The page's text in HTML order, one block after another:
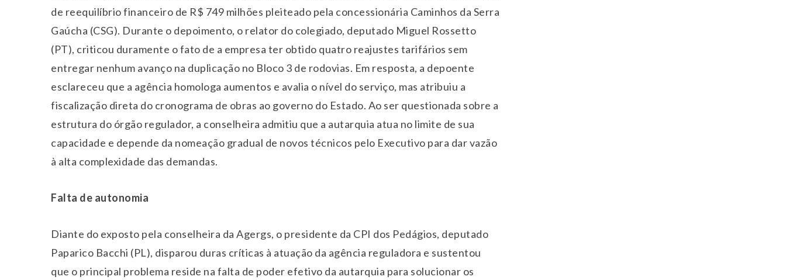
de reequilíbrio financeiro de R$ 749 milhões pleiteado pela concessionária Caminhos da Serra
Gaúcha (CSG). Durante o depoimento, o relator do colegiado, deputado Miguel Rossetto
(PT), criticou duramente o fato de a empresa ter obtido quatro reajustes tarifários sem
entregar nenhum avanço na duplicação no Bloco 3 de rodovias. Em resposta, a depoente
esclareceu que a agência homologa aumentos e avalia o nível do serviço, mas atribuiu a
fiscalização direta do cronograma de obras ao governo do Estado. Ao ser questionada sobre a
estrutura do órgão regulador, a conselheira admitiu que a autarquia atua no limite de sua
capacidade e depende da nomeação gradual de novos técnicos pelo Executivo para dar vazão
à alta complexidade das demandas.
Falta de autonomia
Diante do exposto pela conselheira da Agergs, o presidente da CPI dos Pedágios, deputado
Paparico Bacchi (PL), disparou duras críticas à atuação da agência reguladora e sustentou
que o principal problema reside na falta de poder efetivo da autarquia para solucionar os